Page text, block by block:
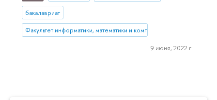
бакалавриат
Факультет информатики, математики и компьютерных наук
9 июня, 2022 г.